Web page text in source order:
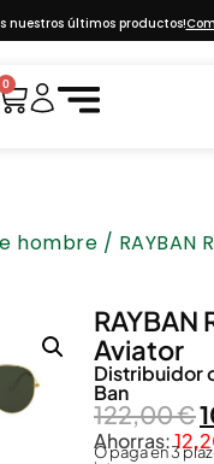
nuestros últimos productos!
0
hombre / RAYBAN
RAYBAN
Aviator
Distribuidor
Ban
122,00€
Ahorras:
O paga en 3